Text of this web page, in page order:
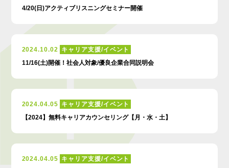
4/20(日)アクティブリスニングセミナー開催
2024.10.02 キャリア支援/イベント
11/16(土)開催！社会人対象/優良企業合同説明会
2024.04.05 キャリア支援/イベント
【2024】無料キャリアカウンセリング【月・水・土】
2024.04.05 キャリア支援/イベント